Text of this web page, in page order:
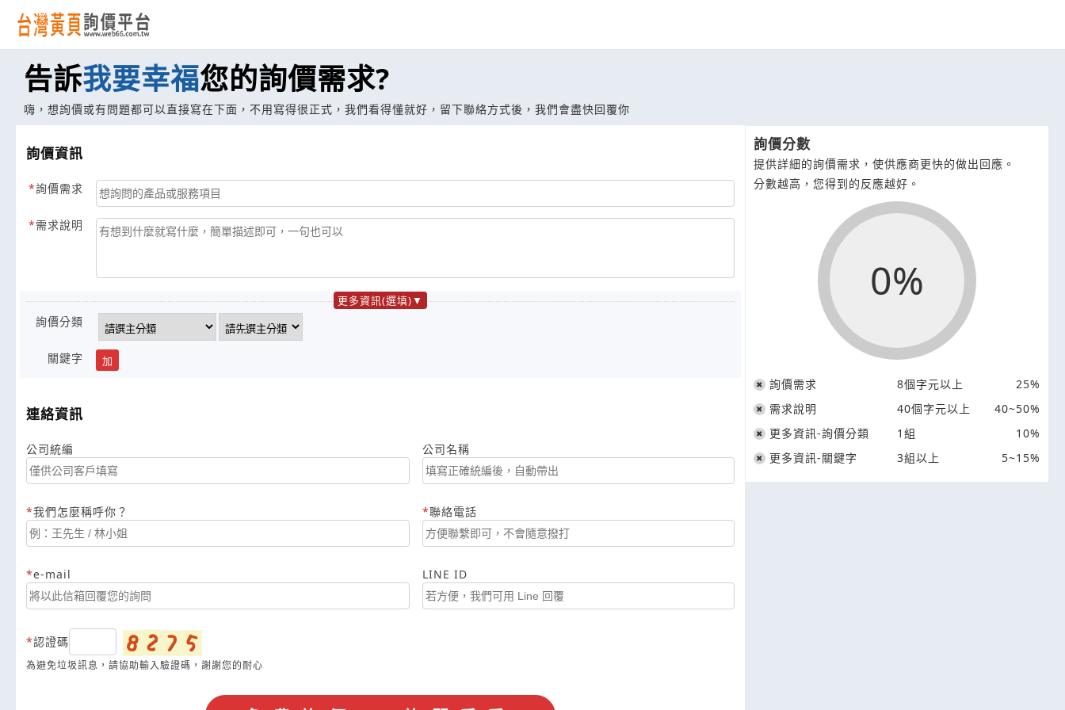
告訴我要幸福您的詢價需求?
嗨，想詢價或有問題都可以直接寫在下面，不用寫得很正式，我們看得懂就好，留下聯絡方式後，我們會盡快回覆你
詢價資訊
詢價需求
需求說明
更多資訊(選填)
詢價分類
關鍵字 加
連絡資訊
公司統編 公司名稱
我們怎麼稱呼你？ 聯絡電話
e-mail LINE ID
認證碼
為避免垃圾訊息，請協助輸入驗證碼，謝謝您的耐心
詢價分數
提供詳細的詢價需求，使供應商更快的做出回應。
分數越高，您得到的反應越好。
0%
詢價需求 8個字元以上
25%
需求說明
40個字元以上
40~50%
更多資訊-詢價分類
1組
10%
更多資訊-關鍵字
3組以上 5~15%